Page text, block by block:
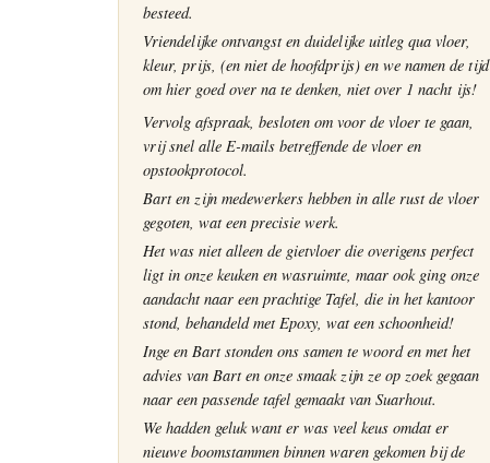
besteed.
Vriendelijke ontvangst en duidelijke uitleg qua vloer,
kleur, prijs, (en niet de hoofdprijs) en we namen de tijd
om hier goed over na te denken, niet over 1 nacht ijs!
Vervolg afspraak, besloten om voor de vloer te gaan,
vrij snel alle E-mails betreffende de vloer en
opstookprotocol.
Bart en zijn medewerkers hebben in alle rust de vloer
gegoten, wat een precisie werk.
Het was niet alleen de gietvloer die overigens perfect
ligt in onze keuken en wasruimte, maar ook ging onze
aandacht naar een prachtige Tafel, die in het kantoor
stond, behandeld met Epoxy, wat een schoonheid!
Inge en Bart stonden ons samen te woord en met het
advies van Bart en onze smaak zijn ze op zoek gegaan
naar een passende tafel gemaakt van Suarhout.
We hadden geluk want er was veel keus omdat er
nieuwe boomstammen binnen waren gekomen bij de